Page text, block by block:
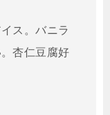
ス。バニラ
杏仁豆腐好